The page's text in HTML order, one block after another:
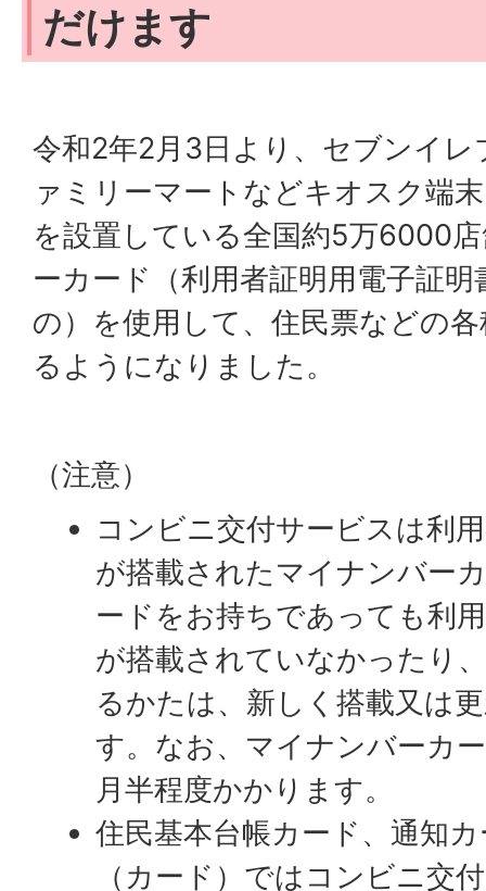
だけます
令和2年2月3日より、セブンイ
ァミリーマートなどキオスク端
を設置している全国約5万6000
ーカード（利用者証明用電子証
の）を使用して、住民票などの
るようになりました。
（注意）
コンビニ交付サービスは利
が搭載されたマイナンバー
ードをお持ちであっても利
が搭載されていなかったり
るかたは、新しく搭載又は
す。なお、マイナンバーカ
月半程度かかります。
住民基本台帳カード、通知
（カード）ではコンビニ交